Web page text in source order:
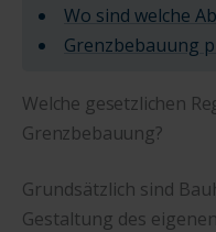
Wo sind welche
Grenzbebauung
Welche gesetzlichen
Grenzbebauung?
Grundsätzlich sind
Gestaltung des